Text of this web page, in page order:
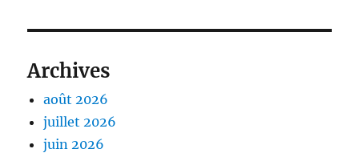
Archives
août 2026
juillet 2026
juin 2026